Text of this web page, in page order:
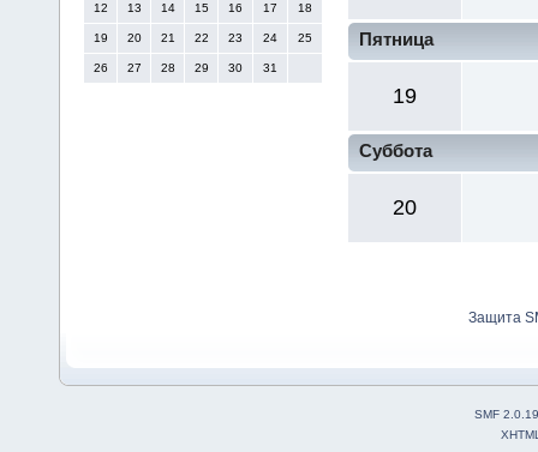
12 13 14 15 16 17 18
19 20 21 22 23 24 25
26 27 28 29 30 31
Пятница
19
Суббота
20
Защита
SMF 2.0.19